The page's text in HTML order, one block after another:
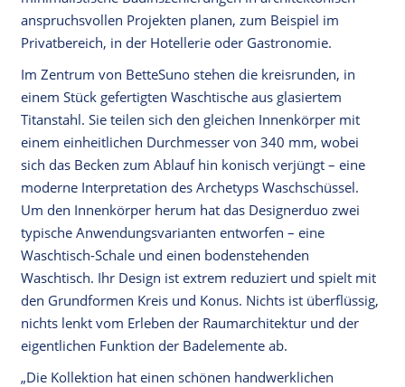
anspruchsvollen Projekten planen, zum Beispiel im
Privatbereich, in der Hotellerie oder Gastronomie.
Im Zentrum von BetteSuno stehen die kreisrunden, in
einem Stück gefertigten Waschtische aus glasiertem
Titanstahl. Sie teilen sich den gleichen Innenkörper mit
einem einheitlichen Durchmesser von 340 mm, wobei
sich das Becken zum Ablauf hin konisch verjüngt – eine
moderne Interpretation des Archetyps Waschschüssel.
Um den Innenkörper herum hat das Designerduo zwei
typische Anwendungsvarianten entworfen – eine
Waschtisch-Schale und einen bodenstehenden
Waschtisch. Ihr Design ist extrem reduziert und spielt mit
den Grundformen Kreis und Konus. Nichts ist überflüssig,
nichts lenkt vom Erleben der Raumarchitektur und der
eigentlichen Funktion der Badelemente ab.
„Die Kollektion hat einen schönen handwerklichen